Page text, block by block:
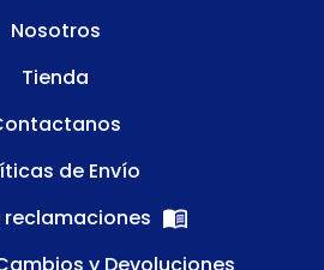
Nosotros
Tienda
de Envío
reclamaciones
y Devoluciones